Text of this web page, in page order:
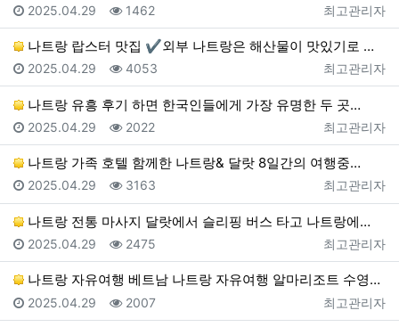
등록자
최고관리자
등록일
2025.04.29 조회
1462
나트랑 랍스터 맛집 ✔외부 나트랑은 해산물이 맛있기로 …
등록자
최고관리자
등록일
2025.04.29 조회
4053
나트랑 유흥 후기 하면 한국인들에게 가장 유명한 두 곳…
등록자
최고관리자
등록일
2025.04.29 조회
2022
나트랑 가족 호텔 함께한 나트랑& 달랏 8일간의 여행중…
등록자
최고관리자
등록일
2025.04.29 조회
3163
나트랑 전통 마사지 달랏에서 슬리핑 버스 타고 나트랑에…
등록자
최고관리자
등록일
2025.04.29 조회
2475
나트랑 자유여행 베트남 나트랑 자유여행 알마리조트 수영…
등록자
최고관리자
등록일
2025.04.29 조회
2007